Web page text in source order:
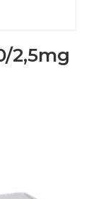
2,5mg